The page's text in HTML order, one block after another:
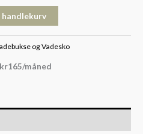
handlekurv
og Vadesko
kr165/måned